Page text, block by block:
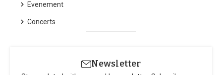
mouvement :
Les inclinaisons latérales sont idéales pour les débutants, car
Evenement
Concerts
Newsletter